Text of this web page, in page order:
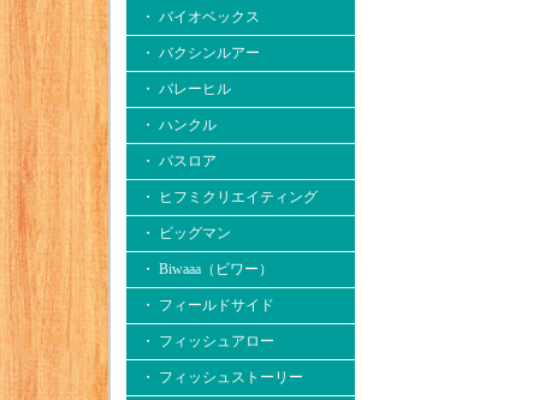
・ バイオベックス
・ バクシンルアー
・ バレーヒル
・ ハンクル
・ バスロア
・ ヒフミクリエイティング
・ ビッグマン
・ Biwaaa（ビワー）
・ フィールドサイド
・ フィッシュアロー
・ フィッシュストーリー